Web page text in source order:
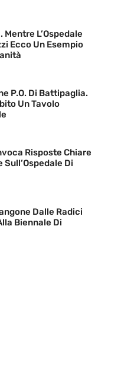
L’Ospedale
Ecco Un Esempio
P.O. Di Battipaglia.
Un Tavolo
Risposte Chiare
Sull’Ospedale Di
Dalle Radici
Biennale Di